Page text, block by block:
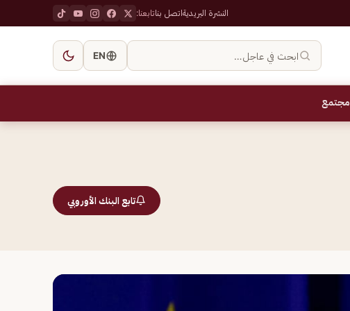
النشرة البريديةاتصل بناتابعنا:
ابحث في عاجل… EN
مجتمع
تابع البنك الأوروبي